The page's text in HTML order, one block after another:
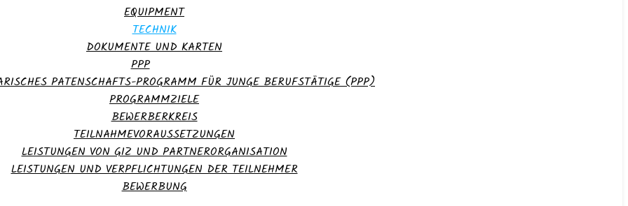
EQUIPMENT
TECHNIK
DOKUMENTE UND KARTEN
PPP
PATENSCHAFTS-PROGRAMM FÜR JUNGE BERUFSTÄTIGE (PPP)
PROGRAMMZIELE
BEWERBERKREIS
TEILNAHMEVORAUSSETZUNGEN
LEISTUNGEN VON GIZ UND PARTNERORGANISATION
LEISTUNGEN UND VERPFLICHTUNGEN DER TEILNEHMER
BEWERBUNG